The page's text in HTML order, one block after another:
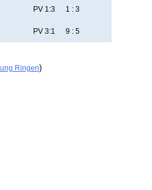
PV 1:3 1 : 3
PV 3:1
9 : 5
Ringen)